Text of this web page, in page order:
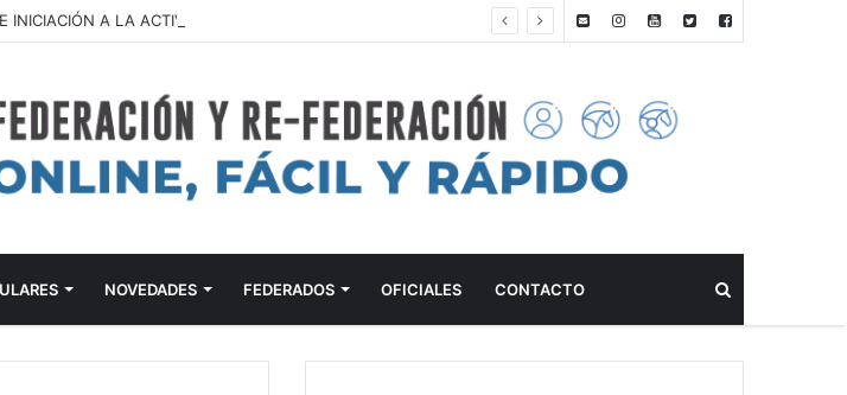
NOVEDADES FEDERADOS OFICIALES CONTACTO